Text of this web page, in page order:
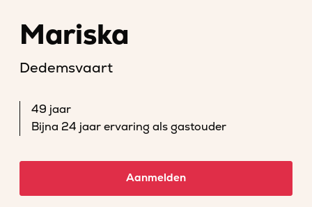
Mariska
Dedemsvaart
49 jaar
Bijna 24 jaar ervaring als gastouder
Aanmelden